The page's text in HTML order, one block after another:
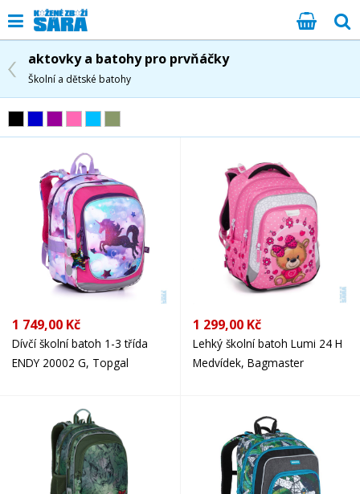
aktovky a batohy pro prvňáčky
Školní a dětské batohy
1 749,00 Kč
Dívčí školní batoh 1-3 třída
ENDY 20002 G, Topgal
1 299,00 Kč
Lehký školní batoh Lumi 24 H
Medvídek, Bagmaster